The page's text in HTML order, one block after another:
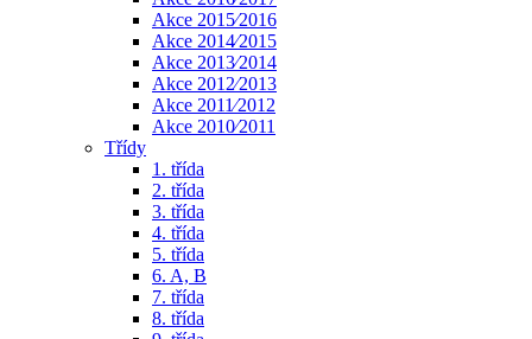
Akce 2015⁄2016
Akce 2014⁄2015
Akce 2013⁄2014
Akce 2012⁄2013
Akce 2011⁄2012
Akce 2010⁄2011
Třídy
1. třída
2. třída
3. třída
4. třída
5. třída
6. A, B
7. třída
8. třída